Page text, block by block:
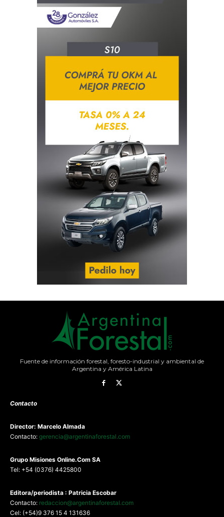
Fuente de información forestal, foresto-industrial y ambiental de
Argentina y América Latina
Contacto
Director: Marcelo Almada
Contacto: gerencia@argentinaforestal.com
Grupo Misiones Online.Com SA
Tel: +54 (0376) 4425800
Editora/periodista : Patricia Escobar
Contacto: redaccion@argentinaforestal.com
Cel: (+54)9 376 15 4 131636